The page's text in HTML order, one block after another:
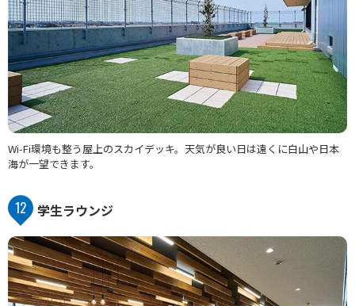
Wi-Fi環境も整う屋上のスカイデッキ。天気が良い日は遠くに白山や日本
海が一望できます。
12 学生ラウンジ